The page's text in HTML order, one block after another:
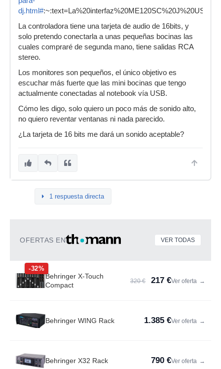
dj.html#
La controladora tiene una tarjeta de audio de 16bits, y
solo pretendo conectarla a unas pequeñas bocinas las
cuales compraré de segunda mano, tiene salidas RCA
stereo.
Los monitores son pequeños, el único objetivo es
escuchar más fuerte que las mini bocinas que tengo
actualmente conectadas al notebook vía USB.
Cómo les digo, solo quiero un poco más de sonido alto,
no quiero reventar ventanas ni nada parecido.
¿La tarjeta de 16 bits me dará un sonido aceptable?
1 respuesta directa
OFERTAS EN VER TODAS
-32%
Behringer X-Touch
Compact
320 € 217 €Ver oferta →
Behringer WING Rack 1.385 €Ver oferta →
Behringer X32 Rack 790 €Ver oferta →